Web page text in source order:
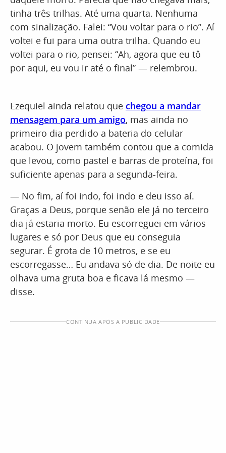
tinha três trilhas. Até uma quarta. Nenhuma
com sinalização. Falei: “Vou voltar para o rio”. Aí
voltei e fui para uma outra trilha. Quando eu
voltei para o rio, pensei: “Ah, agora que eu tô
por aqui, eu vou ir até o final” — relembrou.
Ezequiel ainda relatou que chegou a mandar
mensagem para um amigo, mas ainda no
primeiro dia perdido a bateria do celular
acabou. O jovem também contou que a comida
que levou, como pastel e barras de proteína, foi
suficiente apenas para a segunda-feira.
— No fim, aí foi indo, foi indo e deu isso aí.
Graças a Deus, porque senão ele já no terceiro
dia já estaria morto. Eu escorreguei em vários
lugares e só por Deus que eu conseguia
segurar. É grota de 10 metros, e se eu
escorregasse… Eu andava só de dia. De noite eu
olhava uma gruta boa e ficava lá mesmo —
disse.
CONTINUA APÓS A PUBLICIDADE